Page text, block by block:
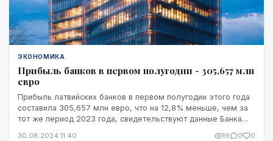
ЭКОНОМИКА
Прибыль банков в первом полугодии - 305,657 млн
евро
Прибыль латвийских банков в первом полугодии этого года
составила 305,657 млн евро, что на 12,8% меньше, чем за
тот же период 2023 года, свидетельствуют данные Банка
30.08.2024 11:40 19 0 0